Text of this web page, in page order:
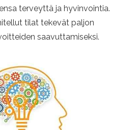
terveyttä ja hyvinvointia.
tilat tekevät paljon
saavuttamiseksi.